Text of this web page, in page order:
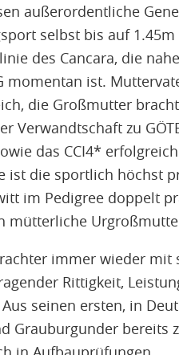
außerordentliche
selbst bis auf
des Cancara, die
momentan ist.
die Großmutter
Verwandtschaft zu
das CCI4*
ist die sportlich höchst
im Pedigree doppelt
mütterliche
immer wieder
Rittigkeit,
seinen ersten, in
Grauburgunder bereits